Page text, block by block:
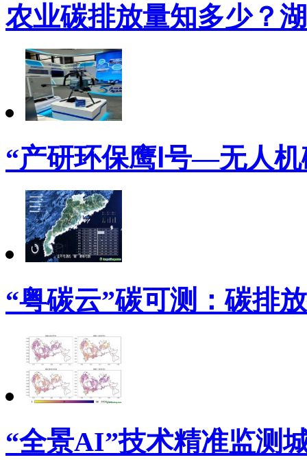
农业碳排放量知多少？
“产研环保鹰Ⅰ号—无人
“粤碳云”碳可测：碳排
“全景AI”技术精准监测